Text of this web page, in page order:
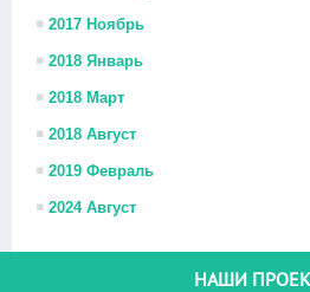
2017 Ноябрь
2018 Январь
2018 Март
2018 Август
2019 Февраль
2024 Август
НАШИ